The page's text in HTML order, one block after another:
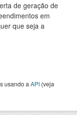
de geração de
em
que seja a
usando a API (veja